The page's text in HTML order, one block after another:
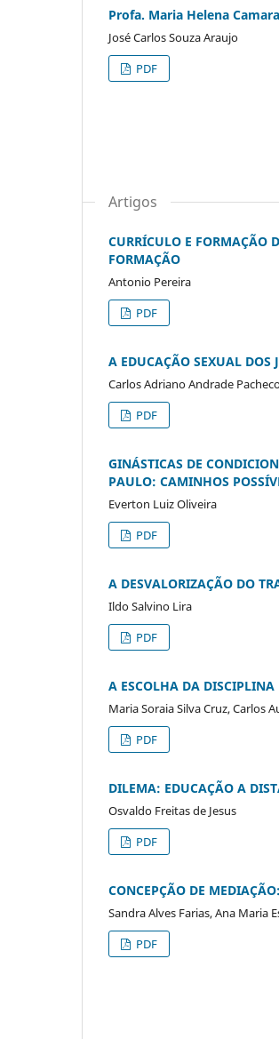
Profa. Maria Helena
José Carlos Souza Araujo
PDF
Artigos
CURRÍCULO E FORMAÇÃO
FORMAÇÃO
Antonio Pereira
PDF
A EDUCAÇÃO SEXUAL DOS
Carlos Adriano Andrade
PDF
GINÁSTICAS DE
PAULO: CAMINHOS
Everton Luiz Oliveira
PDF
A DESVALORIZAÇÃO DO
Ildo Salvino Lira
PDF
A ESCOLHA DA
Maria Soraia Silva Cruz, Carlos
PDF
DILEMA: EDUCAÇÃO A
Osvaldo Freitas de Jesus
PDF
CONCEPÇÃO DE
Sandra Alves Farias, Ana Maria
PDF